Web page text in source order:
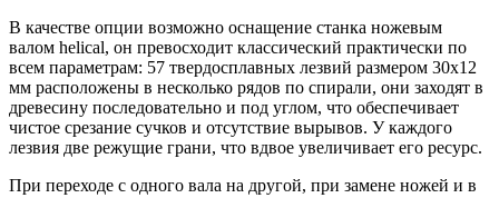
В качестве опции возможно оснащение станка ножевым
валом helical, он превосходит классический практически по
всем параметрам: 57 твердосплавных лезвий размером 30х12
мм расположены в несколько рядов по спирали, они заходят в
древесину последовательно и под углом, что обеспечивает
чистое срезание сучков и отсутствие вырывов. У каждого
лезвия две режущие грани, что вдвое увеличивает его ресурс.
При переходе с одного вала на другой, при замене ножей и в